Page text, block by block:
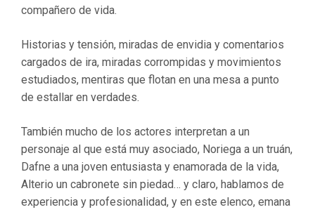
compañero de vida.
Historias y tensión, miradas de envidia y comentarios
cargados de ira, miradas corrompidas y movimientos
estudiados, mentiras que flotan en una mesa a punto
de estallar en verdades.
También mucho de los actores interpretan a un
personaje al que está muy asociado, Noriega a un truán,
Dafne a una joven entusiasta y enamorada de la vida,
Alterio un cabronete sin piedad… y claro, hablamos de
experiencia y profesionalidad, y en este elenco, emana